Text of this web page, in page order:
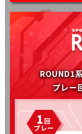
ROUND1
プレー
1